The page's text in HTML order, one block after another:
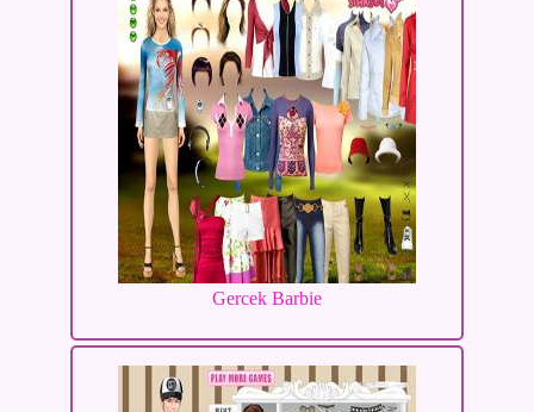
Gercek Barbie